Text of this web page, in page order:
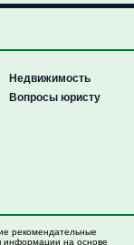
Недвижимость
Вопросы юристу
рекомендательные
информации на основе